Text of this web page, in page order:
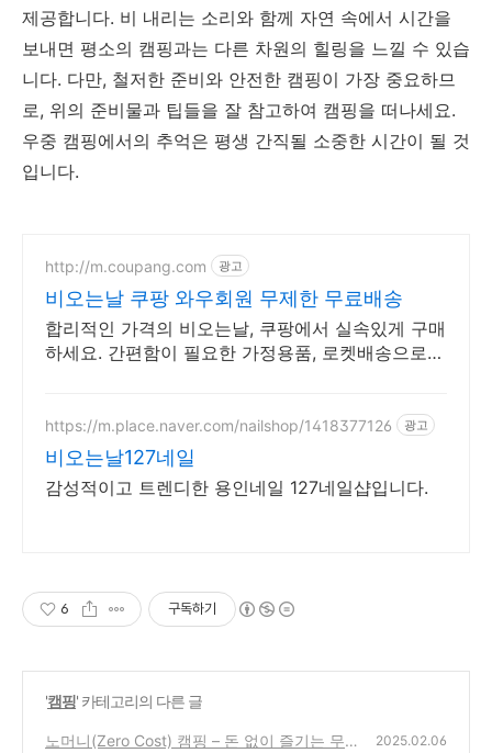
제공합니다. 비 내리는 소리와 함께 자연 속에서 시간을
보내면 평소의 캠핑과는 다른 차원의 힐링을 느낄 수 있습
니다. 다만, 철저한 준비와 안전한 캠핑이 가장 중요하므
로, 위의 준비물과 팁들을 잘 참고하여 캠핑을 떠나세요.
우중 캠핑에서의 추억은 평생 간직될 소중한 시간이 될 것
입니다.
http://m.coupang.com 광고
비오는날 쿠팡 와우회원 무제한 무료배송
합리적인 가격의 비오는날, 쿠팡에서 실속있게 구매
하세요. 간편함이 필요한 가정용품, 로켓배송으로
https://m.place.naver.com/nailshop/1418377126 광고
비오는날127네일
감성적이고 트렌디한 용인네일 127네일샵입니다.
6 구독하기
'캠핑' 카테고리의 다른 글
노머니(Zero Cost) 캠핑 – 돈 없이 즐기는 무
2025.02.06